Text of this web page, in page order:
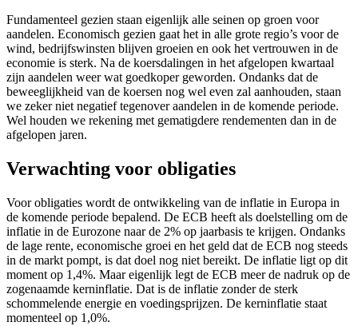
Fundamenteel gezien staan eigenlijk alle seinen op groen voor
aandelen. Economisch gezien gaat het in alle grote regio’s voor de
wind, bedrijfswinsten blijven groeien en ook het vertrouwen in de
economie is sterk. Na de koersdalingen in het afgelopen kwartaal
zijn aandelen weer wat goedkoper geworden. Ondanks dat de
beweeglijkheid van de koersen nog wel even zal aanhouden, staan
we zeker niet negatief tegenover aandelen in de komende periode.
Wel houden we rekening met gematigdere rendementen dan in de
afgelopen jaren.
Verwachting voor obligaties
Voor obligaties wordt de ontwikkeling van de inflatie in Europa in
de komende periode bepalend. De ECB heeft als doelstelling om de
inflatie in de Eurozone naar de 2% op jaarbasis te krijgen. Ondanks
de lage rente, economische groei en het geld dat de ECB nog steeds
in de markt pompt, is dat doel nog niet bereikt. De inflatie ligt op dit
moment op 1,4%. Maar eigenlijk legt de ECB meer de nadruk op de
zogenaamde kerninflatie. Dat is de inflatie zonder de sterk
schommelende energie en voedingsprijzen. De kerninflatie staat
momenteel op 1,0%.